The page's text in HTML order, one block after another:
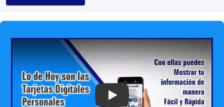
Play: Keynote (Google I/O '18)